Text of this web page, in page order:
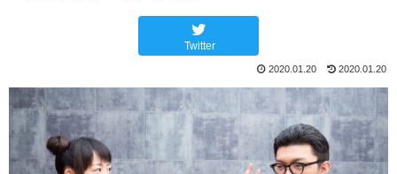
Twitter
2020.01.20 2020.01.20